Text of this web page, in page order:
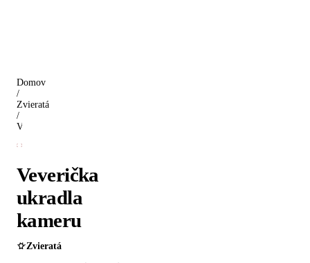
Domov
/
Zvieratá
/
Veverička
ukradla
kameru
Zvieratá